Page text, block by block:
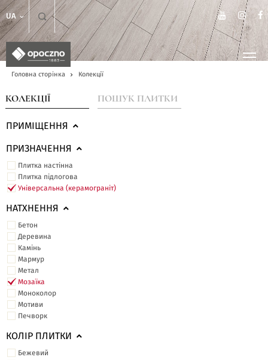
UA
Головна сторінка Колекції
КОЛЕКЦІЇ ПОШУК ПЛИТКИ
ПРИМІЩЕННЯ
ПРИЗНАЧЕННЯ
Плитка настінна
Плитка підлогова
Універсальна (керамограніт)
НАТХНЕННЯ
Бетон
Деревина
Камінь
Мармур
Метал
Мозаїка
Моноколор
Мотиви
Печворк
КОЛІР ПЛИТКИ
Бежевий